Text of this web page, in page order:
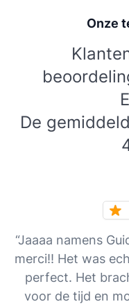
Onze
De
“Jaaaa namens
merci!! Het was
perfect. Het
voor de tijd en